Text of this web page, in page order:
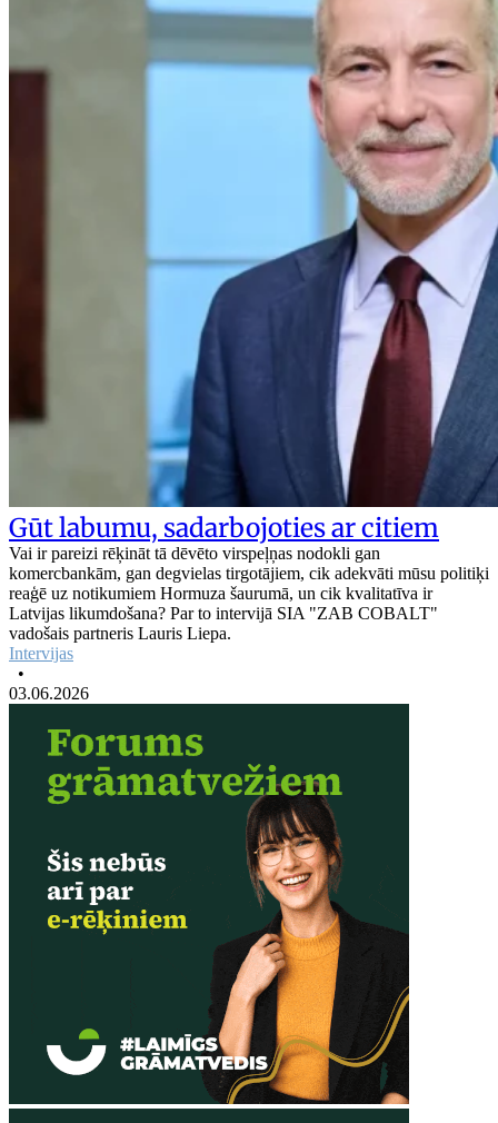
Gūt labumu, sadarbojoties ar citiem
Vai ir pareizi rēķināt tā dēvēto virspeļņas nodokli gan
komercbankām, gan degvielas tirgotājiem, cik adekvāti mūsu politiķi
reaģē uz notikumiem Hormuza šaurumā, un cik kvalitatīva ir
Latvijas likumdošana? Par to intervijā SIA "ZAB COBALT"
vadošais partneris Lauris Liepa.
Intervijas
•
03.06.2026